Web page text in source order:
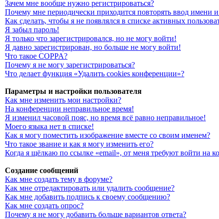
Зачем мне вообще нужно регистрироваться?
Почему мне периодически приходится повторять ввод имени
Как сделать, чтобы я не появлялся в списке активных
Я забыл пароль!
Я только что зарегистрировался, но не могу войти!
Я давно зарегистрирован, но больше не могу войти!
Что такое COPPA?
Почему я не могу зарегистрироваться?
Что делает функция «Удалить cookies конференции»?
Параметры и настройки пользователя
Как мне изменить мои настройки?
На конференции неправильное время!
Я изменил часовой пояс, но время всё равно неправильное!
Моего языка нет в списке!
Как я могу поместить изображение вместе со своим именем?
Что такое звание и как я могу изменить его?
Когда я щёлкаю по ссылке «email», от меня требуют войти на
Создание сообщений
Как мне создать тему в форуме?
Как мне отредактировать или удалить сообщение?
Как мне добавить подпись к своему сообщению?
Как мне создать опрос?
Почему я не могу добавить больше вариантов ответа?